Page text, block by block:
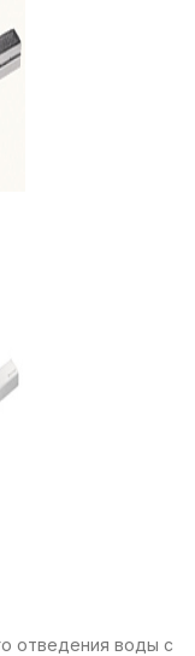
отведения воды с